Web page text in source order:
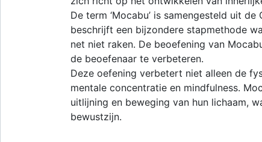
De term ‘Mocabu’ is samengesteld uit de
beschrijft een bijzondere stapmethode
net niet raken. De beoefening van
de beoefenaar te verbeteren.
Deze oefening verbetert niet alleen de
mentale concentratie en mindfulness.
uitlijning en beweging van hun lichaam,
bewustzijn.